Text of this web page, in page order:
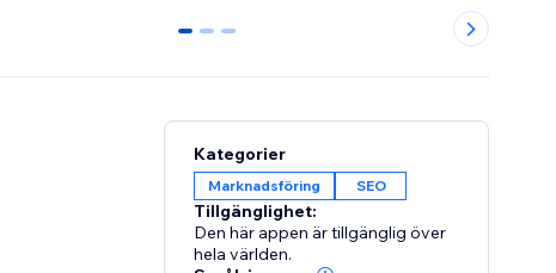
0 1 2
Kategorier
Marknadsföring SEO
Tillgänglighet:
Den här appen är tillgänglig över
hela världen.